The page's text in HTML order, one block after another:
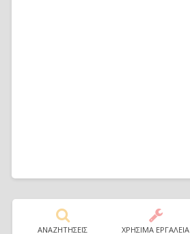
ΑΝΑΖΗΤΗΣΕΙΣ ΧΡΗΣΙΜΑ ΕΡΓΑΛΕΙΑ